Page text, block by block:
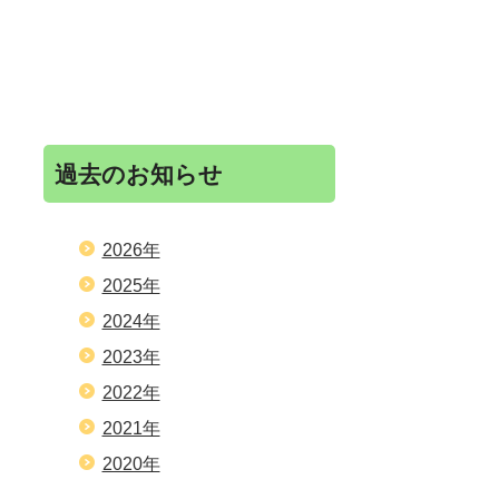
過去のお知らせ
2026年
2025年
2024年
2023年
2022年
2021年
2020年